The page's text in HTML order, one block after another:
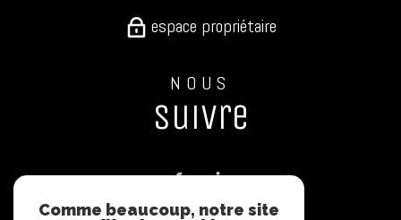
espace propriétaire
NOUS
suivre
Comme beaucoup, notre site